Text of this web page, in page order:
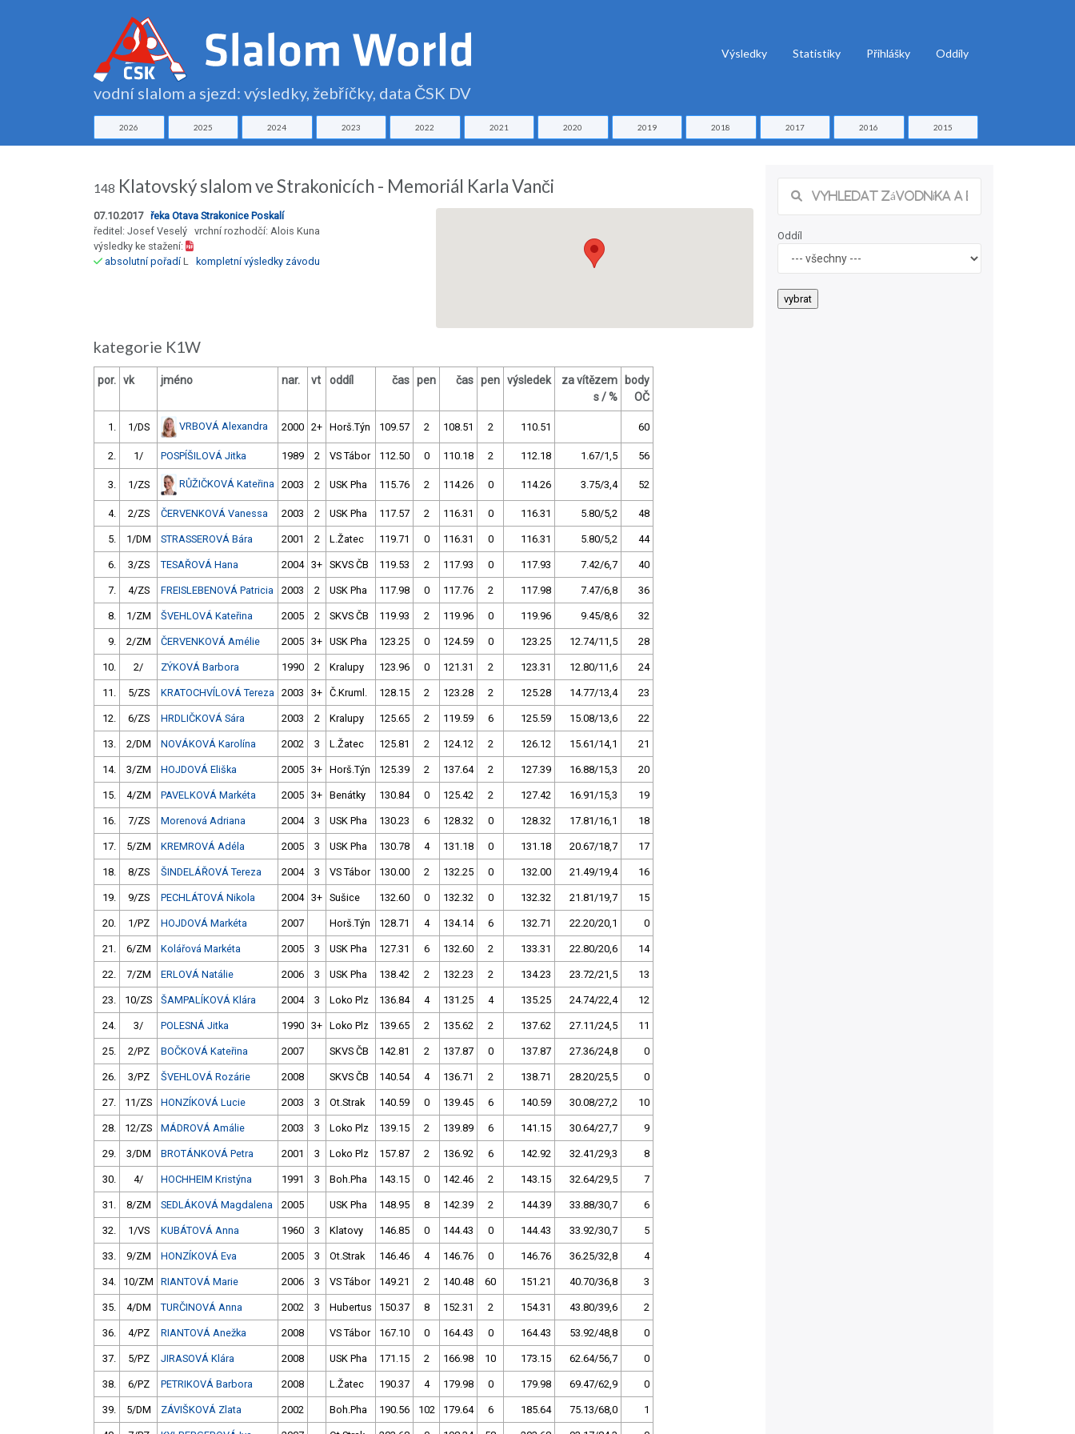
vodní slalom a sjezd: výsledky, žebříčky, data ČSK DV
Výsledky Statistiky Přihlášky Oddíly
2026 2025 2024 2023 2022 2021 2020 2019 2018 2017 2016 2015
148 Klatovský slalom ve Strakonicích - Memoriál Karla Vanči
07.10.2017 řeka Otava Strakonice Poskalí
ředitel: Josef Veselý vrchní rozhodčí: Alois Kuna
výsledky ke stažení:
absolutní pořadíL kompletní výsledky závodu
kategorie K1W
por. vk jméno nar. vt oddíl čas pen čas pen výsledek
za vítězem
s / %
body
OČ
1. 1/DS VRBOVÁ Alexandra 2000 2+ Horš.Týn 109.57 2 108.51 2 110.51 60
2. 1/ POSPÍŠILOVÁ Jitka 1989 2 VS Tábor 112.50 0 110.18 2 112.18 1.67/1,5 56
3. 1/ZS RŮŽIČKOVÁ Kateřina 2003 2 USK Pha 115.76 2 114.26 0 114.26 3.75/3,4 52
4. 2/ZS ČERVENKOVÁ Vanessa 2003 2 USK Pha 117.57 2 116.31 0 116.31 5.80/5,2 48
5. 1/DM STRASSEROVÁ Bára 2001 2 L.Žatec 119.71 0 116.31 0 116.31 5.80/5,2 44
6. 3/ZS TESAŘOVÁ Hana 2004 3+ SKVS ČB 119.53 2 117.93 0 117.93 7.42/6,7 40
7. 4/ZS FREISLEBENOVÁ Patricia 2003 2 USK Pha 117.98 0 117.76 2 117.98 7.47/6,8 36
8. 1/ZM ŠVEHLOVÁ Kateřina 2005 2 SKVS ČB 119.93 2 119.96 0 119.96 9.45/8,6 32
9. 2/ZM ČERVENKOVÁ Amélie 2005 3+ USK Pha 123.25 0 124.59 0 123.25 12.74/11,5 28
10. 2/ ZÝKOVÁ Barbora 1990 2 Kralupy 123.96 0 121.31 2 123.31 12.80/11,6 24
11. 5/ZS KRATOCHVÍLOVÁ Tereza 2003 3+ Č.Kruml. 128.15 2 123.28 2 125.28 14.77/13,4 23
12. 6/ZS HRDLIČKOVÁ Sára 2003 2 Kralupy 125.65 2 119.59 6 125.59 15.08/13,6 22
13. 2/DM NOVÁKOVÁ Karolína 2002 3 L.Žatec 125.81 2 124.12 2 126.12 15.61/14,1 21
14. 3/ZM HOJDOVÁ Eliška 2005 3+ Horš.Týn 125.39 2 137.64 2 127.39 16.88/15,3 20
15. 4/ZM PAVELKOVÁ Markéta 2005 3+ Benátky 130.84 0 125.42 2 127.42 16.91/15,3 19
16. 7/ZS Morenová Adriana 2004 3 USK Pha 130.23 6 128.32 0 128.32 17.81/16,1 18
17. 5/ZM KREMROVÁ Adéla 2005 3 USK Pha 130.78 4 131.18 0 131.18 20.67/18,7 17
18. 8/ZS ŠINDELÁŘOVÁ Tereza 2004 3 VS Tábor 130.00 2 132.25 0 132.00 21.49/19,4 16
19. 9/ZS PECHLÁTOVÁ Nikola 2004 3+ Sušice 132.60 0 132.32 0 132.32 21.81/19,7 15
20. 1/PZ HOJDOVÁ Markéta 2007 Horš.Týn 128.71 4 134.14 6 132.71 22.20/20,1 0
21. 6/ZM Kolářová Markéta 2005 3 USK Pha 127.31 6 132.60 2 133.31 22.80/20,6 14
22. 7/ZM ERLOVÁ Natálie 2006 3 USK Pha 138.42 2 132.23 2 134.23 23.72/21,5 13
23. 10/ZS ŠAMPALÍKOVÁ Klára 2004 3 Loko Plz 136.84 4 131.25 4 135.25 24.74/22,4 12
24. 3/ POLESNÁ Jitka 1990 3+ Loko Plz 139.65 2 135.62 2 137.62 27.11/24,5 11
25. 2/PZ BOČKOVÁ Kateřina 2007 SKVS ČB 142.81 2 137.87 0 137.87 27.36/24,8 0
26. 3/PZ ŠVEHLOVÁ Rozárie 2008 SKVS ČB 140.54 4 136.71 2 138.71 28.20/25,5 0
27. 11/ZS HONZÍKOVÁ Lucie 2003 3 Ot.Strak 140.59 0 139.45 6 140.59 30.08/27,2 10
28. 12/ZS MÁDROVÁ Amálie 2003 3 Loko Plz 139.15 2 139.89 6 141.15 30.64/27,7 9
29. 3/DM BROTÁNKOVÁ Petra 2001 3 Loko Plz 157.87 2 136.92 6 142.92 32.41/29,3 8
30. 4/ HOCHHEIM Kristýna 1991 3 Boh.Pha 143.15 0 142.46 2 143.15 32.64/29,5 7
31. 8/ZM SEDLÁKOVÁ Magdalena 2005 USK Pha 148.95 8 142.39 2 144.39 33.88/30,7 6
32. 1/VS KUBÁTOVÁ Anna 1960 3 Klatovy 146.85 0 144.43 0 144.43 33.92/30,7 5
33. 9/ZM HONZÍKOVÁ Eva 2005 3 Ot.Strak 146.46 4 146.76 0 146.76 36.25/32,8 4
34. 10/ZM RIANTOVÁ Marie 2006 3 VS Tábor 149.21 2 140.48 60 151.21 40.70/36,8 3
35. 4/DM TURČINOVÁ Anna 2002 3 Hubertus 150.37 8 152.31 2 154.31 43.80/39,6 2
36. 4/PZ RIANTOVÁ Anežka 2008 VS Tábor 167.10 0 164.43 0 164.43 53.92/48,8 0
37. 5/PZ JIRASOVÁ Klára 2008 USK Pha 171.15 2 166.98 10 173.15 62.64/56,7 0
38. 6/PZ PETRIKOVÁ Barbora 2008 L.Žatec 190.37 4 179.98 0 179.98 69.47/62,9 0
39. 5/DM ZÁVIŠKOVÁ Zlata 2002 Boh.Pha 190.56 102 179.64 6 185.64 75.13/68,0 1
Oddíl